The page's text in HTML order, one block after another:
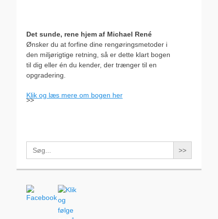
Det sunde, rene hjem af Michael René
Ønsker du at forfine dine rengøringsmetoder i
den miljørigtige retning, så er dette klart bogen
til dig eller én du kender, der trænger til en
opgradering.
Klik og læs mere om bogen her
>>
Search
for: